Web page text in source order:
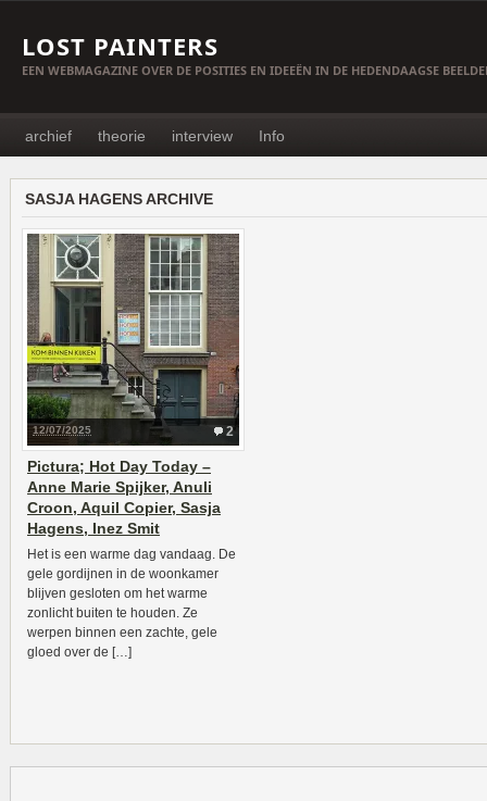
LOST PAINTERS
EEN WEBMAGAZINE OVER DE POSITIES EN IDEEËN IN DE HEDENDAAGSE
archief theorie interview Info
SASJA HAGENS ARCHIVE
2
12/07/2025
Pictura; Hot Day Today –
Anne Marie Spijker, Anuli
Croon, Aquil Copier, Sasja
Hagens, Inez Smit
Het is een warme dag vandaag. De
gele gordijnen in de woonkamer
blijven gesloten om het warme
zonlicht buiten te houden. Ze
werpen binnen een zachte, gele
gloed over de […]